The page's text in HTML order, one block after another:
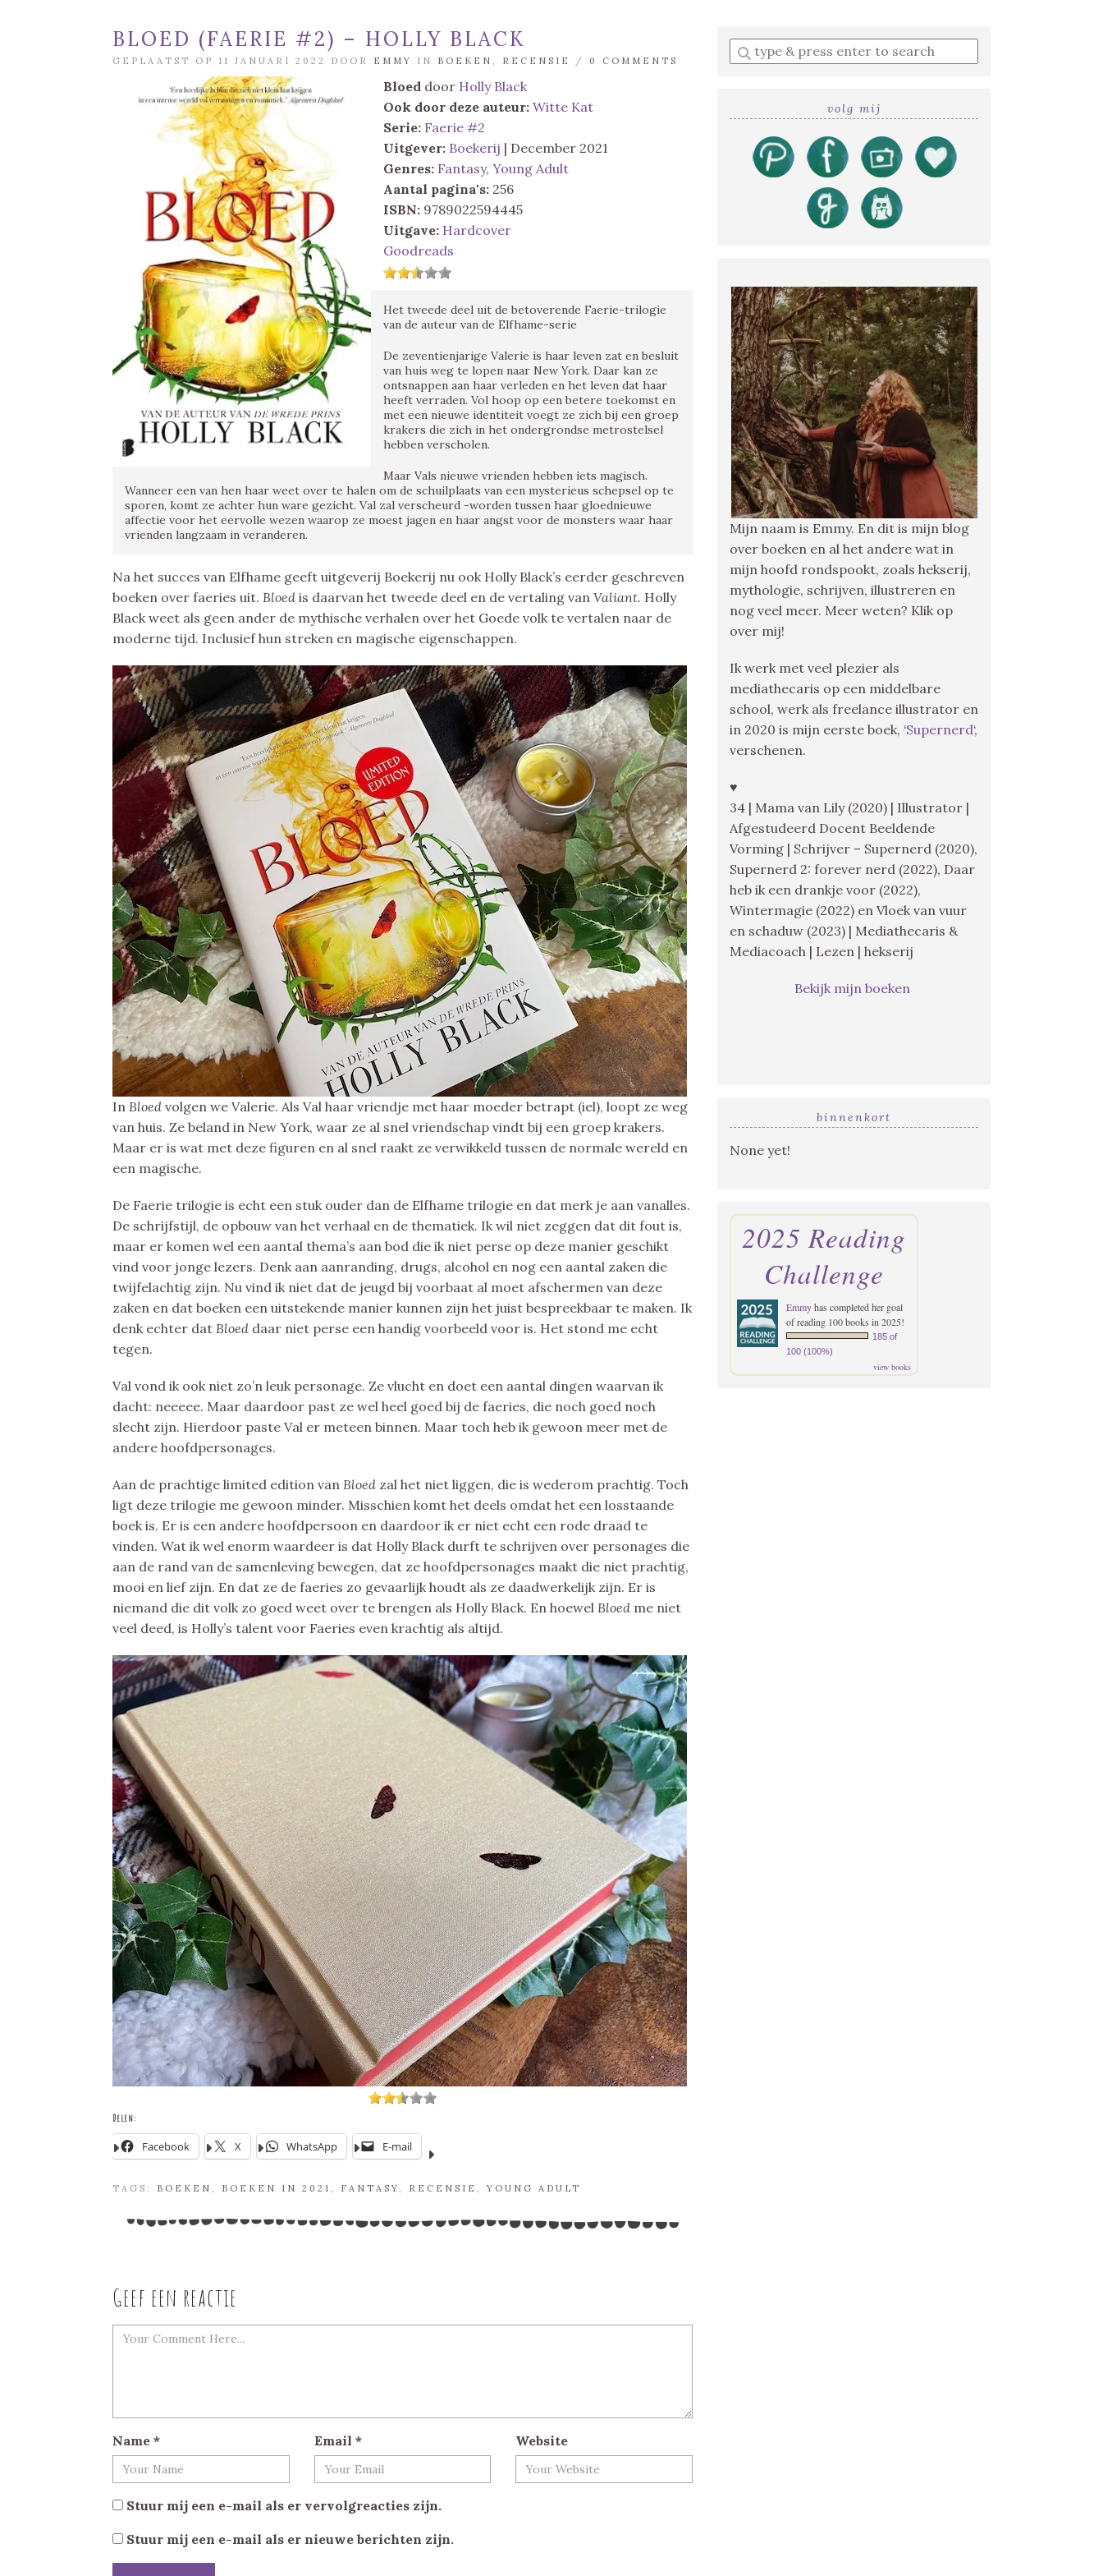
BLOED (FAERIE #2) – HOLLY BLACK
GEPLAATST OP 11 JANUARI 2022 DOOR EMMY IN BOEKEN , RECENSIE / 0 COMMENTS
Bloed door Holly Black
Ook door deze auteur: Witte Kat
Serie: Faerie #2
Uitgever: Boekerij | December 2021
Genres: Fantasy, Young Adult
Aantal pagina's: 256
ISBN: 9789022594445
Uitgave: Hardcover
Goodreads
Het tweede deel uit de betoverende Faerie-trilogie
van de auteur van de Elfhame-serie
De zeventienjarige Valerie is haar leven zat en besluit
van huis weg te lopen naar New York. Daar kan ze
ontsnappen aan haar verleden en het leven dat haar
heeft verraden. Vol hoop op een betere toekomst en
met een nieuwe identiteit voegt ze zich bij een groep
krakers die zich in het ondergrondse metrostelsel
hebben verscholen.
Maar Vals nieuwe vrienden hebben iets magisch.
Wanneer een van hen haar weet over te halen om de schuilplaats van een mysterieus schepsel op te
sporen, komt ze achter hun ware gezicht. Val zal verscheurd -worden tussen haar gloednieuwe
affectie voor het eervolle wezen waarop ze moest jagen en haar angst voor de monsters waar haar
vrienden langzaam in veranderen.
Na het succes van Elfhame geeft uitgeverij Boekerij nu ook Holly Black’s eerder geschreven
boeken over faeries uit. Bloed is daarvan het tweede deel en de vertaling van Valiant. Holly
Black weet als geen ander de mythische verhalen over het Goede volk te vertalen naar de
moderne tijd. Inclusief hun streken en magische eigenschappen.
In Bloed volgen we Valerie. Als Val haar vriendje met haar moeder betrapt (iel), loopt ze weg
van huis. Ze beland in New York, waar ze al snel vriendschap vindt bij een groep krakers.
Maar er is wat met deze figuren en al snel raakt ze verwikkeld tussen de normale wereld en
een magische.
De Faerie trilogie is echt een stuk ouder dan de Elfhame trilogie en dat merk je aan vanalles.
De schrijfstijl, de opbouw van het verhaal en de thematiek. Ik wil niet zeggen dat dit fout is,
maar er komen wel een aantal thema’s aan bod die ik niet perse op deze manier geschikt
vind voor jonge lezers. Denk aan aanranding, drugs, alcohol en nog een aantal zaken die
twijfelachtig zijn. Nu vind ik niet dat de jeugd bij voorbaat al moet afschermen van deze
zaken en dat boeken een uitstekende manier kunnen zijn het juist bespreekbaar te maken. Ik
denk echter dat Bloed daar niet perse een handig voorbeeld voor is. Het stond me echt
tegen.
Val vond ik ook niet zo’n leuk personage. Ze vlucht en doet een aantal dingen waarvan ik
dacht: neeeee. Maar daardoor past ze wel heel goed bij de faeries, die noch goed noch
slecht zijn. Hierdoor paste Val er meteen binnen. Maar toch heb ik gewoon meer met de
andere hoofdpersonages.
Aan de prachtige limited edition van Bloed zal het niet liggen, die is wederom prachtig. Toch
ligt deze trilogie me gewoon minder. Misschien komt het deels omdat het een losstaande
boek is. Er is een andere hoofdpersoon en daardoor ik er niet echt een rode draad te
vinden. Wat ik wel enorm waardeer is dat Holly Black durft te schrijven over personages die
aan de rand van de samenleving bewegen, dat ze hoofdpersonages maakt die niet prachtig,
mooi en lief zijn. En dat ze de faeries zo gevaarlijk houdt als ze daadwerkelijk zijn. Er is
niemand die dit volk zo goed weet over te brengen als Holly Black. En hoewel Bloed me niet
veel deed, is Holly’s talent voor Faeries even krachtig als altijd.
Delen:
Facebook X WhatsApp E-mail
TAGS: BOEKEN , BOEKEN IN 2021 , FANTASY, RECENSIE ,YOUNG ADULT
Geef een reactie
Name * Email * Website
Stuur mij een e-mail als er vervolgreacties zijn.
Stuur mij een e-mail als er nieuwe berichten zijn.
Enter
a
volg mij
Mijn naam is Emmy. En dit is mijn blog
over boeken en al het andere wat in
mijn hoofd rondspookt, zoals hekserij,
mythologie, schrijven, illustreren en
nog veel meer. Meer weten? Klik op
over mij!
Ik werk met veel plezier als
mediathecaris op een middelbare
school, werk als freelance illustrator en
in 2020 is mijn eerste boek, ‘Supernerd‘,
verschenen.
♥
34 | Mama van Lily (2020) | Illustrator |
Afgestudeerd Docent Beeldende
Vorming | Schrijver – Supernerd (2020),
Supernerd 2: forever nerd (2022), Daar
heb ik een drankje voor (2022),
Wintermagie (2022) en Vloek van vuur
en schaduw (2023) | Mediathecaris &
Mediacoach | Lezen | hekserij
Bekijk mijn boeken
binnenkort
None yet!
2025 Reading
Challenge
Emmyhas completed her goal
of reading 100 books in 2025!
185 of
100 (100%)
view books